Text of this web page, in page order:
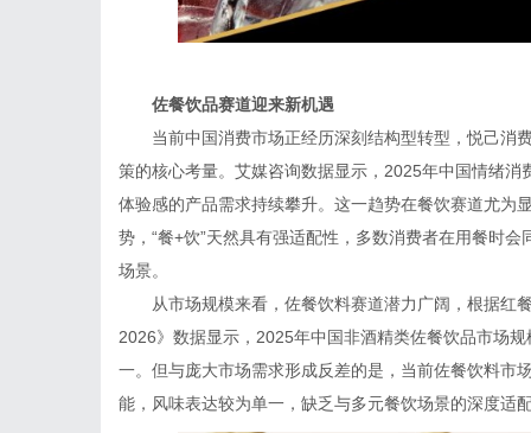
佐餐饮品赛道迎来新机遇
当前中国消费市场正经历深刻结构型转型，悦己消
策的核心考量。艾媒咨询数据显示，2025年中国情绪
体验感的产品需求持续攀升。这一趋势在餐饮赛道尤为
势，“餐+饮”天然具有强适配性，多数消费者在用餐时
场景。
从市场规模来看，佐餐饮料赛道潜力广阔，根据红
2026》数据显示，2025年中国非酒精类佐餐饮品市场
一。但与庞大市场需求形成反差的是，当前佐餐饮料市
能，风味表达较为单一，缺乏与多元餐饮场景的深度适